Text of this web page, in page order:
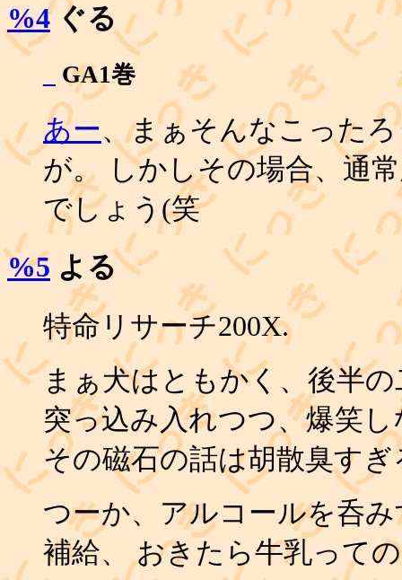
%4ぐる
GA1巻
あー、まぁそんなこった
が。 しかしその場合、通
でしょう(笑
%5 よる
特命リサーチ200X.
まぁ犬はともかく、後半
突っ込み入れつつ、爆笑
その磁石の話は胡散臭すぎ
つーか、アルコールを呑
補給、 おきたら牛乳って